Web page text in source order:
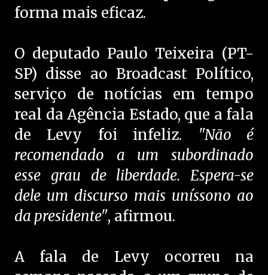
forma mais eficaz.
O deputado Paulo Teixeira (PT-
SP) disse ao Broadcast Político,
serviço de notícias em tempo
real da Agência Estado, que a fala
de Levy foi infeliz.
"Não é
recomendado a um subordinado
esse grau de liberdade. Espera-se
dele um discurso mais uníssono ao
da presidente", afirmou.
A fala de Levy ocorreu na